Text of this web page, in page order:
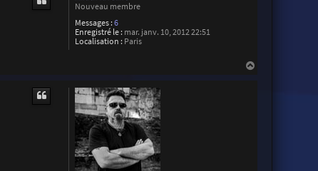
Nouveau membre
Messages : 6
Enregistré le : mar. janv. 10, 2012 22:51
Localisation : Paris